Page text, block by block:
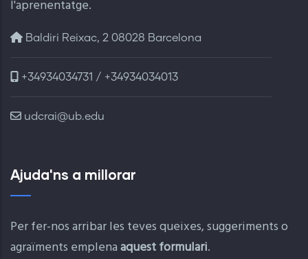
l'aprenentatge.
Baldiri Reixac, 2 08028 Barcelona
+34934034731 / +34934034013
udcrai@ub.edu
Ajuda'ns a millorar
Per fer-nos arribar les teves queixes, suggeriments o
agraïments emplenaaquest formulari.